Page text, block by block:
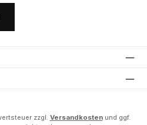
zzgl. Versandkostenund ggf.